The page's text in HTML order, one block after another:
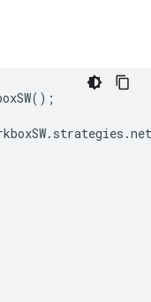
();
. strategies .